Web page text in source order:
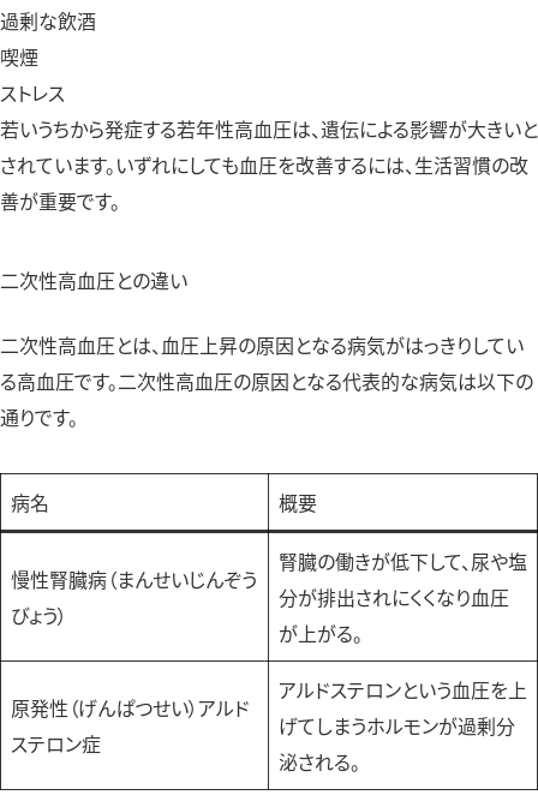
過剰な飲酒
喫煙
ストレス
若いうちから発症する若年性高血圧は、遺伝による影響が大きいと
されています。いずれにしても血圧を改善するには、生活習慣の改
善が重要です。
二次性高血圧との違い
二次性高血圧とは、血圧上昇の原因となる病気がはっきりしてい
る高血圧です。二次性高血圧の原因となる代表的な病気は以下の
通りです。
病名 概要
慢性腎臓病（まんせいじんぞう
びょう）
腎臓の働きが低下して、尿や塩
分が排出されにくくなり血圧
が上がる。
原発性（げんぱつせい）アルド
ステロン症
アルドステロンという血圧を上
げてしまうホルモンが過剰分
泌される。